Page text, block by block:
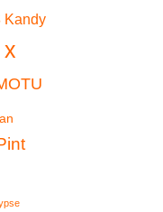
Kandy